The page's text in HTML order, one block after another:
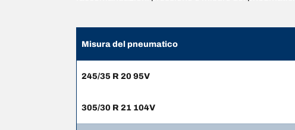
Misura del pneumatico
245/35 R 20 95V
305/30 R 21 104V